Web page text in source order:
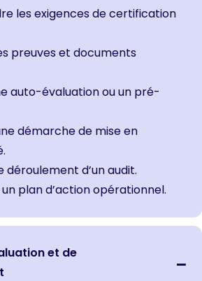
les exigences de certification
preuves et documents
auto-évaluation ou un pré-
démarche de mise en
déroulement d’un audit.
plan d’action opérationnel.
et de